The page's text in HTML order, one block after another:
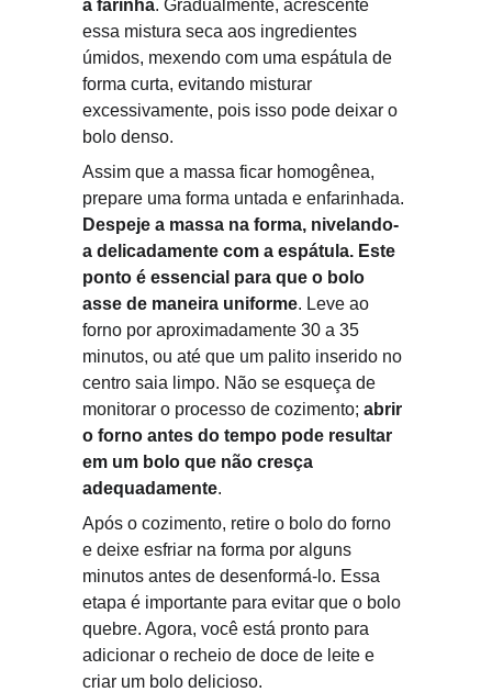
a farinha. Gradualmente, acrescente
essa mistura seca aos ingredientes
úmidos, mexendo com uma espátula de
forma curta, evitando misturar
excessivamente, pois isso pode deixar o
bolo denso.
Assim que a massa ficar homogênea,
prepare uma forma untada e enfarinhada.
Despeje a massa na forma, nivelando-
a delicadamente com a espátula. Este
ponto é essencial para que o bolo
asse de maneira uniforme. Leve ao
forno por aproximadamente 30 a 35
minutos, ou até que um palito inserido no
centro saia limpo. Não se esqueça de
monitorar o processo de cozimento; abrir
o forno antes do tempo pode resultar
em um bolo que não cresça
adequadamente.
Após o cozimento, retire o bolo do forno
e deixe esfriar na forma por alguns
minutos antes de desenformá-lo. Essa
etapa é importante para evitar que o bolo
quebre. Agora, você está pronto para
adicionar o recheio de doce de leite e
criar um bolo delicioso.